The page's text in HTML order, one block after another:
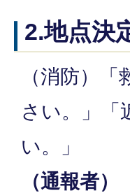
2.地点決
（消防）
さい。」「
い。」
（通報者